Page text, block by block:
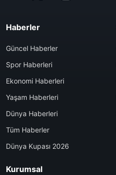
Haberler
Güncel Haberler
Spor Haberleri
Ekonomi Haberleri
Yaşam Haberleri
Dünya Haberleri
Tüm Haberler
Dünya Kupası 2026
Kurumsal